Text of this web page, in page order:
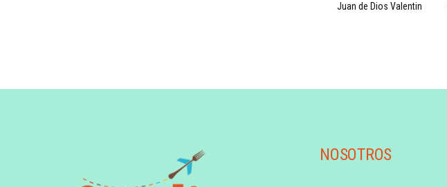
Juan de Dios Valentin
NOSOTROS